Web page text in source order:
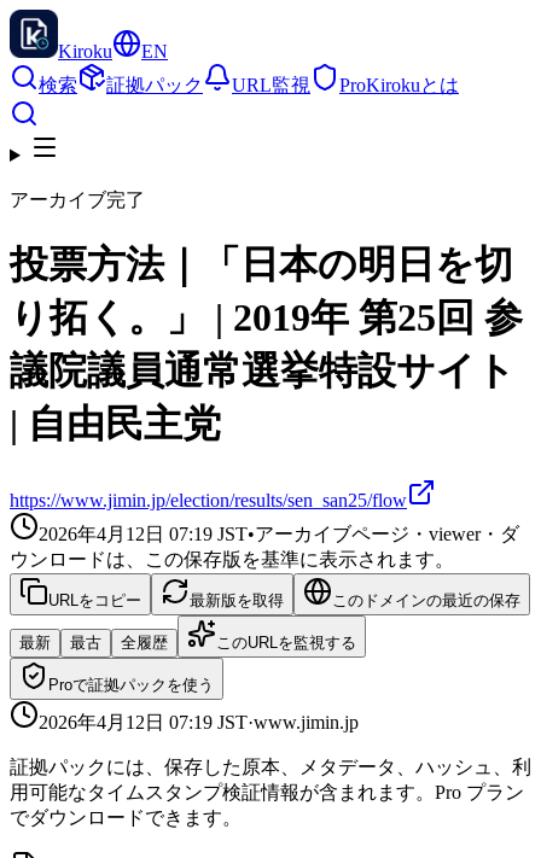
Kiroku
EN
検索
証拠パック URL監視 ProKirokuとは
アーカイブ完了
投票方法｜「日本の明日を切
り拓く。」 | 2019年 第25回 参
議院議員通常選挙特設サイト
| 自由民主党
https://www.jimin.jp/election/results/sen_san25/flow
2026年4月12日 07:19 JST•アーカイブページ・viewer・ダ
ウンロードは、この保存版を基準に表示されます。
URLをコピー 最新版を取得 このドメインの最近の保存
最新 最古 全履歴 このURLを監視する
Proで証拠パックを使う
2026年4月12日 07:19 JST·www.jimin.jp
証拠パックには、保存した原本、メタデータ、ハッシュ、利
用可能なタイムスタンプ検証情報が含まれます。Pro プラン
でダウンロードできます。